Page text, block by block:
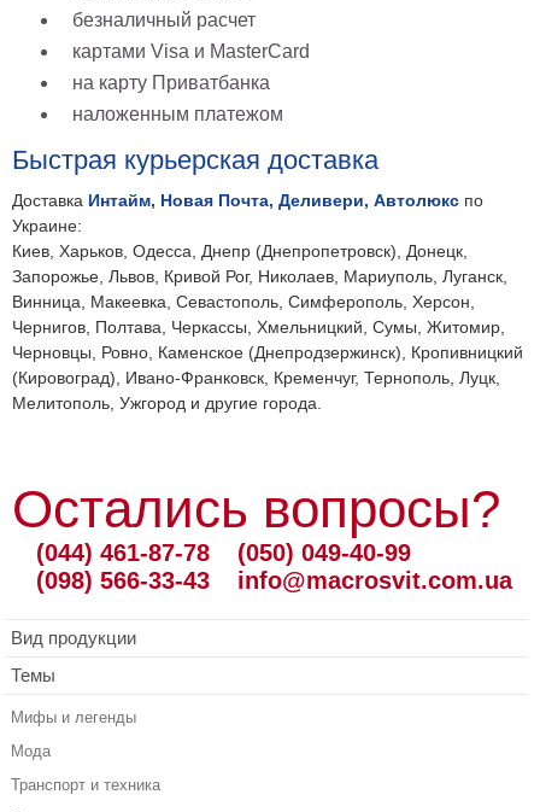
безналичный расчет
картами Visa и MasterCard
на карту Приватбанка
наложенным платежом
Быстрая курьерская доставка
Доставка Интайм, Новая Почта, Деливери, Автолюкс по
Украине:
Киев, Харьков, Одесса, Днепр (Днепропетровск), Донецк,
Запорожье, Львов, Кривой Рог, Николаев, Мариуполь, Луганск,
Винница, Макеевка, Севастополь, Симферополь, Херсон,
Чернигов, Полтава, Черкассы, Хмельницкий, Сумы, Житомир,
Черновцы, Ровно, Каменское (Днепродзержинск), Кропивницкий
(Кировоград), Ивано-Франковск, Кременчуг, Тернополь, Луцк,
Мелитополь, Ужгород и другие города.
Остались вопросы?
(044) 461-87-78
(098) 566-33-43
(050) 049-40-99
info@macrosvit.com.ua
Вид продукции
Темы
Мифы и легенды
Мода
Транспорт и техника